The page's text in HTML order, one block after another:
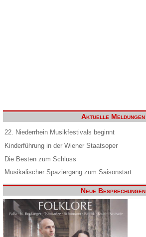
Aktuelle Meldungen
22. Niederrhein Musikfestivals beginnt
Kinderführung in der Wiener Staatsoper
Die Besten zum Schluss
Musikalischer Spaziergang zum Saisonstart
Neue Besprechungen